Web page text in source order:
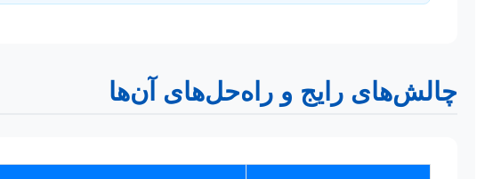
چالش‌های رایج و راه‌حل‌های آن‌ها